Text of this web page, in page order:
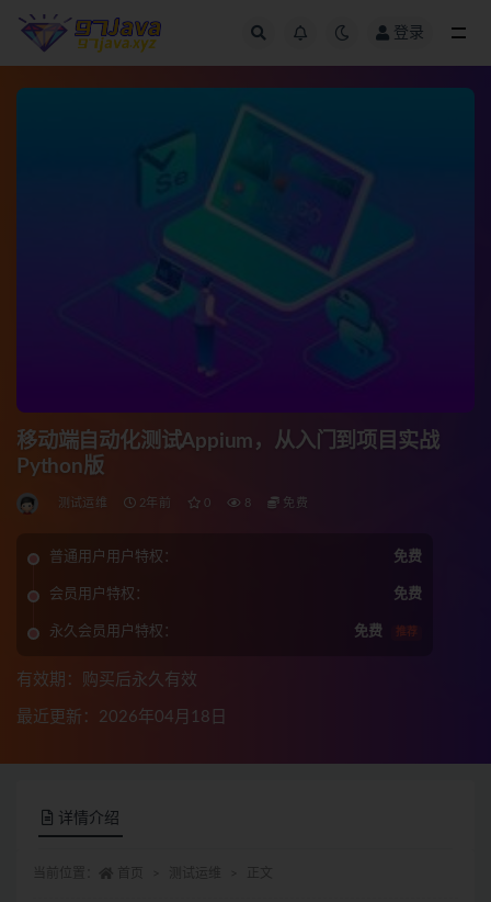
登录
移动端自动化测试Appium，从入门到项目实战
Python版
测试运维 2年前 0 8 免费
普通用户用户特权： 免费
会员用户特权： 免费
永久会员用户特权： 免费 推荐
有效期：购买后永久有效
最近更新：2026年04月18日
详情介绍